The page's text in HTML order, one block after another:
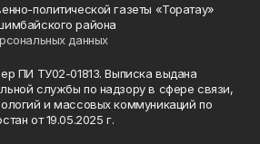
политической газеты «Торатау»
района
данных
ПИ ТУ02-01813. Выписка выдана
службы по надзору в сфере связи,
и массовых коммуникаций по
от 19.05.2025 г.